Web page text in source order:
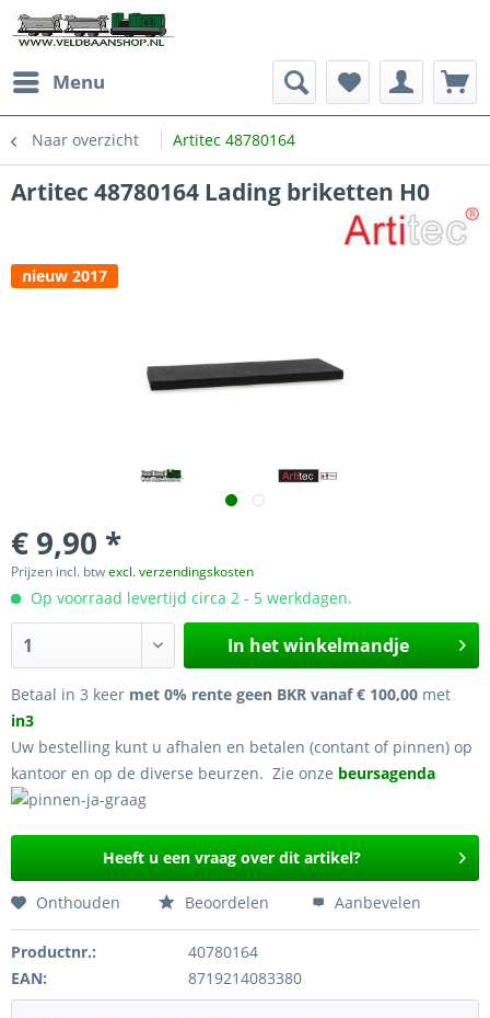
Menu
Naar overzicht Artitec 48780164
Artitec 48780164 Lading briketten H0
nieuw 2017
€ 9,90 *
Prijzen incl. btwexcl. verzendingskosten
Op voorraad levertijd circa 2 - 5 werkdagen.
In het winkelmandje
Betaal in 3 keer met 0% rente geen BKR vanaf € 100,00 met
in3
Uw bestelling kunt u afhalen en betalen (contant of pinnen) op
kantoor en op de diverse beurzen. Zie onze beursagenda
Heeft u een vraag over dit artikel?
Onthouden Beoordelen Aanbevelen
Productnr.:
40780164
EAN:
8719214083380